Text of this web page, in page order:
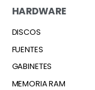
HARDWARE
DISCOS
FUENTES
GABINETES
MEMORIA RAM